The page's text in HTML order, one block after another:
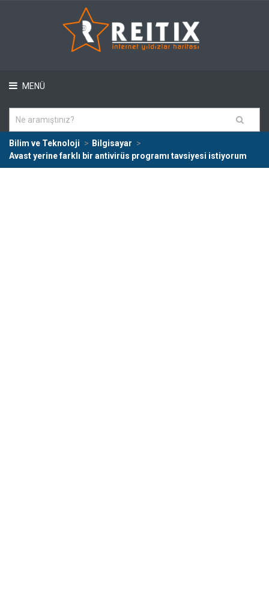
MENÜ
Bilim ve Teknoloji
Bilgisayar
Avast yerine farklı bir antivirüs programı tavsiyesi istiyorum